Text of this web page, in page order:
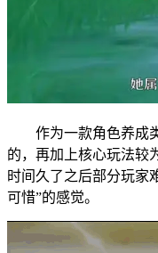
作为一款角色养成类
的，再加上核心玩法较
时间久了之后部分玩家
可惜”的感觉。